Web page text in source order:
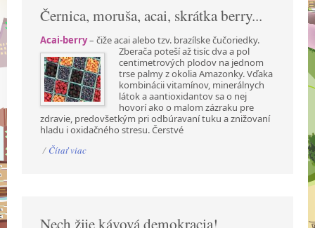
Černica, moruša, acai, skrátka berry...
Acai-berry– čiže acai alebo tzv. brazílske čučoriedky.
Zberača poteší až tisíc dva a pol
centimetrových plodov na jednom
trse palmy z okolia Amazonky. Vďaka
kombinácii vitamínov, minerálnych
látok a aantioxidantov sa o nej
hovorí ako o malom zázraku pre
zdravie, predovšetkým pri odbúravaní tuku a znižovaní
hladu i oxidačného stresu. Čerstvé
/ Čítať viac
Nech žije kávová demokracia!